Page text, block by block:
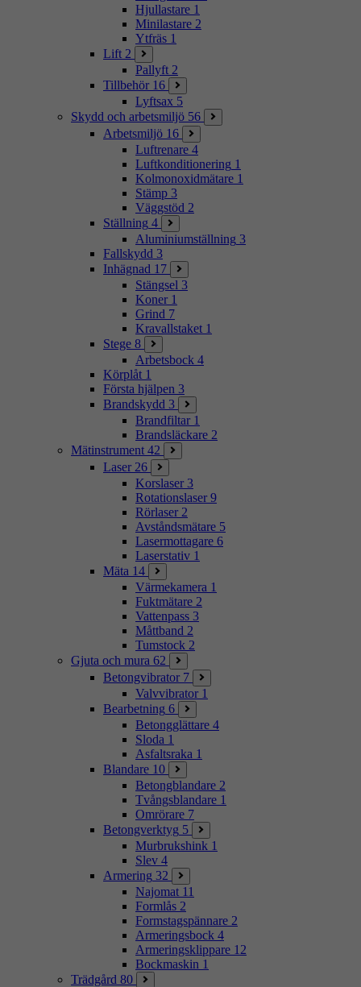
Hjullastare 1
Minilastare 2
Ytfräs 1
Lift 2
Pallyft 2
Tillbehör 16
Lyftsax 5
Skydd och arbetsmiljö 56
Arbetsmiljö 16
Luftrenare 4
Luftkonditionering 1
Kolmonoxidmätare 1
Stämp 3
Väggstöd 2
Ställning 4
Aluminiumställning 3
Fallskydd 3
Inhägnad 17
Stängsel 3
Koner 1
Grind 7
Kravallstaket 1
Stege 8
Arbetsbock 4
Körplåt 1
Första hjälpen 3
Brandskydd 3
Brandfiltar 1
Brandsläckare 2
Mätinstrument 42
Laser 26
Korslaser 3
Rotationslaser 9
Rörlaser 2
Avståndsmätare 5
Lasermottagare 6
Laserstativ 1
Mäta 14
Värmekamera 1
Fuktmätare 2
Vattenpass 3
Måttband 2
Tumstock 2
Gjuta och mura 62
Betongvibrator 7
Valvvibrator 1
Bearbetning 6
Betongglättare 4
Sloda 1
Asfaltsraka 1
Blandare 10
Betongblandare 2
Tvångsblandare 1
Omrörare 7
Betongverktyg 5
Murbrukshink 1
Slev 4
Armering 32
Najomat 11
Formlås 2
Formstagspännare 2
Armeringsbock 4
Armeringsklippare 12
Bockmaskin 1
Trädgård 80